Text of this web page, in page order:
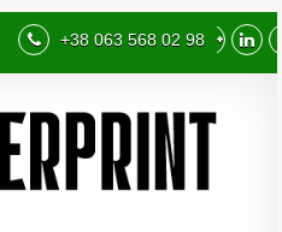
+38 063 568 02 98